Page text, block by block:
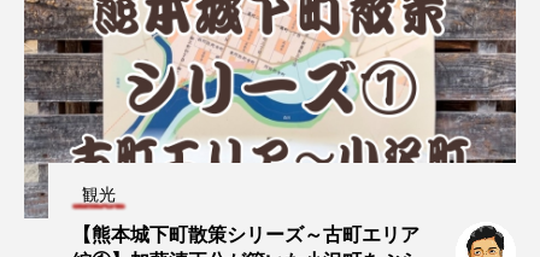
観光
【熊本城下町散策シリーズ～古町エリア